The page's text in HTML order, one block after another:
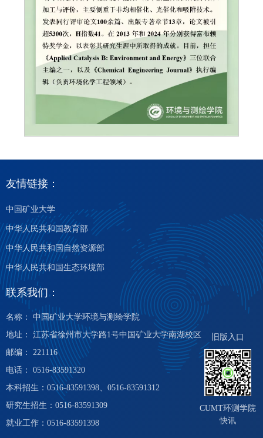
友情链接：
中国矿业大学
中华人民共和国教育部
中华人民共和国自然资源部
中华人民共和国生态环境部
联系我们：
名称： 中国矿业大学环境与测绘学院
地址： 江苏省徐州市大学路1号中国矿业大学南湖校区
邮编： 221116
电话： 0516-83591320
本科招生：0516-83591398、0516-83591312
研究生招生：0516-83591309
就业工作：0516-83591398
旧版入口
CUMT环测学院
快讯